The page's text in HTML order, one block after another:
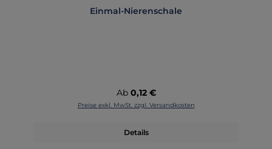
Einmal-Nierenschale
Regulärer Preis:
Ab 0,12 €
Preise exkl. MwSt. zzgl. Versandkosten
Details